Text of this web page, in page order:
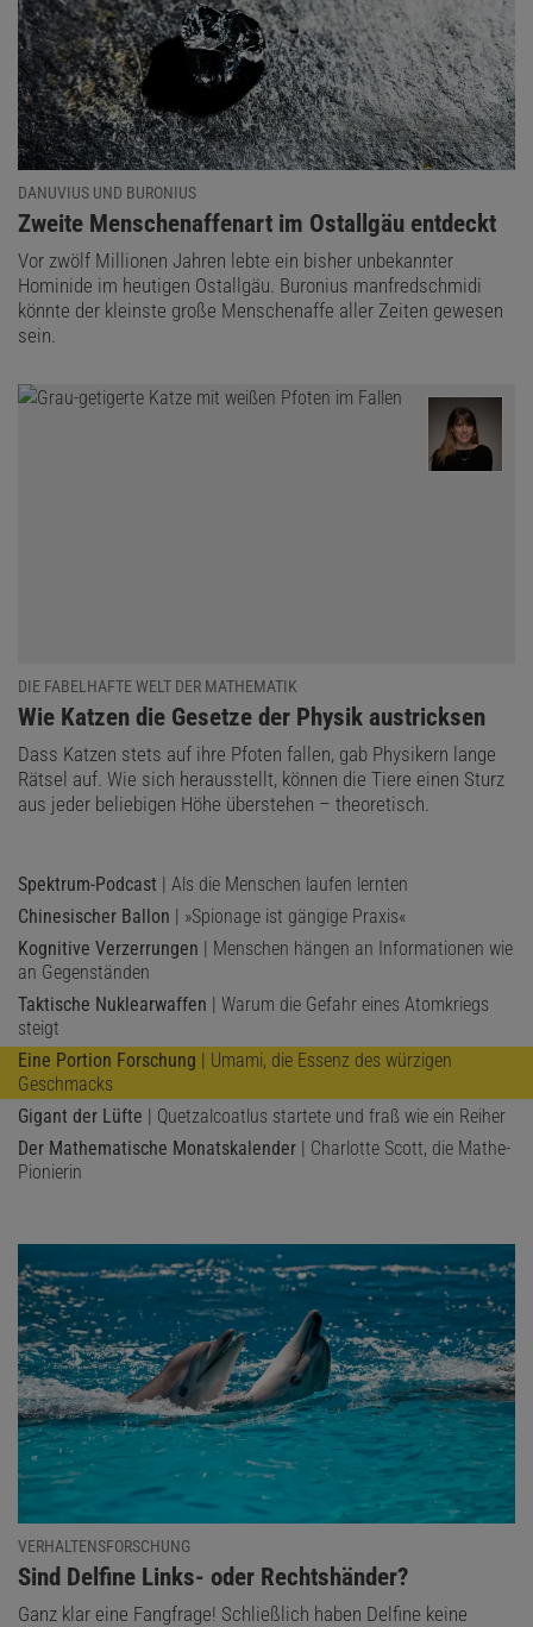
DANUVIUS UND BURONIUS
:
Zweite Menschenaffenart im Ostallgäu entdeckt
Vor zwölf Millionen Jahren lebte ein bisher unbekannter
Hominide im heutigen Ostallgäu. Buronius manfredschmidi
könnte der kleinste große Menschenaffe aller Zeiten gewesen
sein.
DIE FABELHAFTE WELT DER MATHEMATIK
:
Wie Katzen die Gesetze der Physik austricksen
Dass Katzen stets auf ihre Pfoten fallen, gab Physikern lange
Rätsel auf. Wie sich herausstellt, können die Tiere einen Sturz
aus jeder beliebigen Höhe überstehen – theoretisch.
Spektrum-Podcast | Als die Menschen laufen lernten
Chinesischer Ballon | »Spionage ist gängige Praxis«
Kognitive Verzerrungen | Menschen hängen an Informationen wie
an Gegenständen
Taktische Nuklearwaffen | Warum die Gefahr eines Atomkriegs
steigt
Eine Portion Forschung | Umami, die Essenz des würzigen
Geschmacks
Gigant der Lüfte | Quetzalcoatlus startete und fraß wie ein Reiher
Der Mathematische Monatskalender | Charlotte Scott, die Mathe-
Pionierin
VERHALTENSFORSCHUNG
:
Sind Delfine Links- oder Rechtshänder?
Ganz klar eine Fangfrage! Schließlich haben Delfine keine